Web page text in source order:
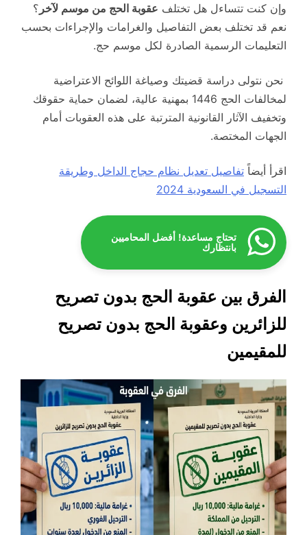
وإن كنت تتساءل هل تختلف عقوبة الحج من موسم لآخر ؟
نعم قد تختلف بعض التفاصيل والغرامات والإجراءات بحسب
التعليمات الرسمية الصادرة لكل موسم حج.
نحن نتولى دراسة قضيتك وصياغة اللوائح الاعتراضية
لمخالفات الحج 1446 بمهنية عالية، لضمان حماية حقوقك
وتخفيف الآثار القانونية المترتبة على هذه العقوبات أمام
الجهات المختصة.
اقرأ أيضاً تفاصيل تعديل نظام حجاج الداخل وطريقة
التسجيل في السعودية 2024
تحتاج مساعدة! أفضل المحاميين
بانتظارك
الفرق بين عقوبة الحج بدون تصريح
للزائرين وعقوبة الحج بدون تصريح
للمقيمين